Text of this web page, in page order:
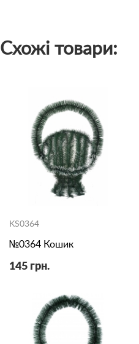
Схожі товари:
KS0364
№0364 Кошик
145 грн.